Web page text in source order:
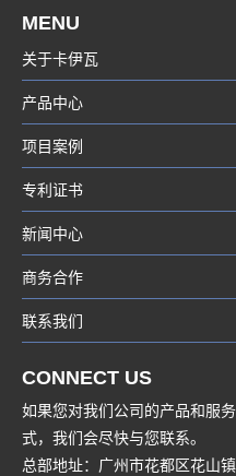
MENU
关于卡伊瓦
产品中心
项目案例
专利证书
新闻中心
商务合作
联系我们
CONNECT US
如果您对我们公司的产品和服
式，我们会尽快与您联系。
总部地址：广州市花都区花山